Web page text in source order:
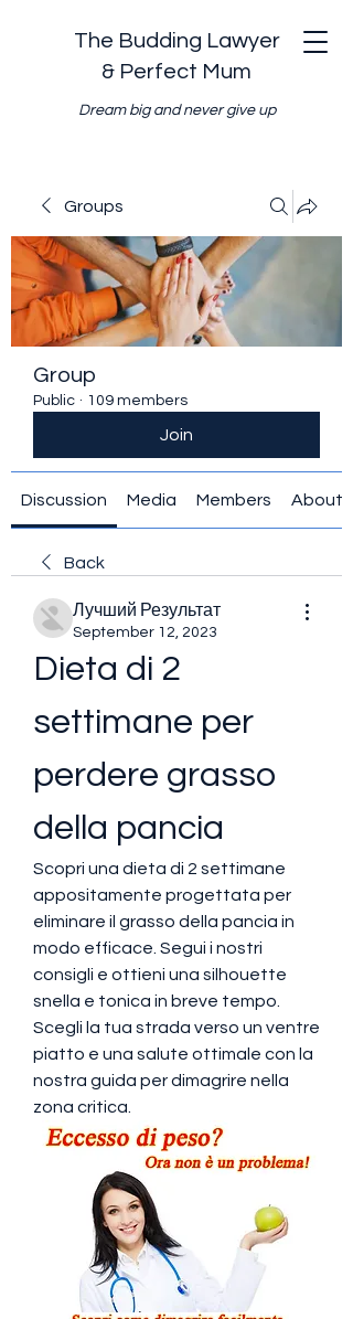
The Budding Lawyer
& Perfect Mum
Dream big and never give up
Groups
Group
Public · 109 members
Join
Discussion Media Members About
Back
Лучший Результат
September 12, 2023
Dieta di 2
settimane per
perdere grasso
della pancia
Scopri una dieta di 2 settimane
appositamente progettata per
eliminare il grasso della pancia in
modo efficace. Segui i nostri
consigli e ottieni una silhouette
snella e tonica in breve tempo.
Scegli la tua strada verso un ventre
piatto e una salute ottimale con la
nostra guida per dimagrire nella
zona critica.